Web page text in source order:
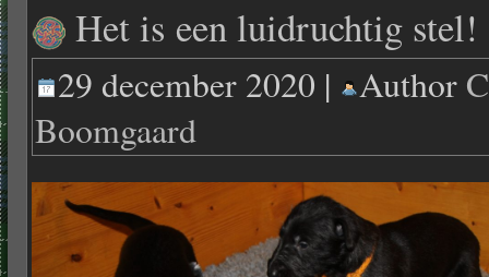
Het is een luidruchtig stel!
29 december 2020 | Author
Boomgaard